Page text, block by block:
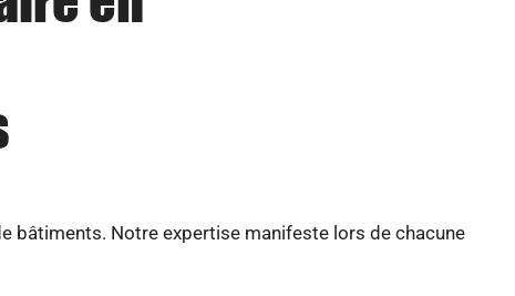
bâtiments. Notre expertise manifeste lors de chacune